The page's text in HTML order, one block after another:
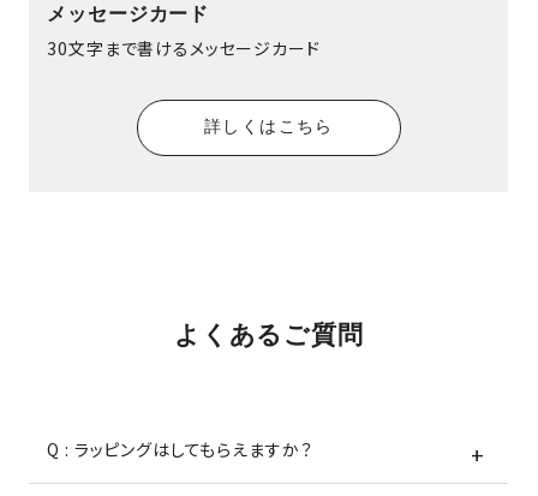
メッセージカード
30文字まで書けるメッセージカード
詳しくはこちら
よくあるご質問
Q : ラッピングはしてもらえますか？